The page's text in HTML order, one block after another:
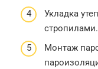
Укладка
Монтаж